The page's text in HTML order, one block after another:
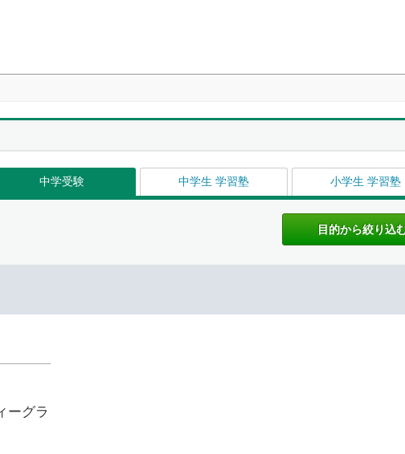
中学受験 中学生 学習塾 小学生 学習塾
ーグラ